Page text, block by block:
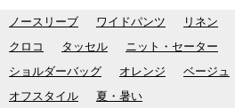
ノースリーブ ワイドパンツ リネン
クロコ
タッセル ニット・セーター
ショルダーバッグ
オレンジ ベージュ
オフスタイル
夏・暑い